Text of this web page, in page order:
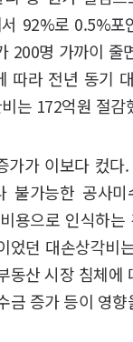
92%로 0.5%포
200명 가까이 줄
따라 전년 동기
는 172억원 절감
가가 이보다 컸다
불가능한 공사미
용으로 인식하는
었던 대손상각비
동산 시장 침체에
금 증가 등이 영